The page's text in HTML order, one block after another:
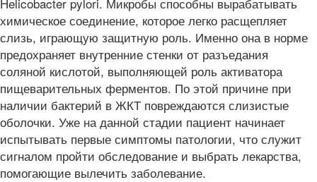
химическое соединение, которое легко расщепляет
слизь, играющую защитную роль. Именно она в норме
предохраняет внутренние стенки от разъедания
соляной кислотой, выполняющей роль активатора
пищеварительных ферментов. По этой причине при
наличии бактерий в ЖКТ повреждаются слизистые
оболочки. Уже на данной стадии пациент начинает
испытывать первые симптомы патологии, что служит
сигналом пройти обследование и выбрать лекарства,
помогающие вылечить заболевание.